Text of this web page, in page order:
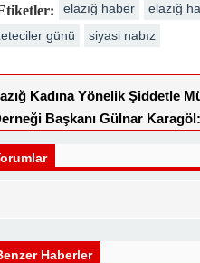
elazığ haber
elazığ
günü
siyasi nabız
Kadına Yönelik Şiddetle
Başkanı Gülnar
Çete Yalnızca Bebekleri
Güveni de Öldürdü!”
Haberler